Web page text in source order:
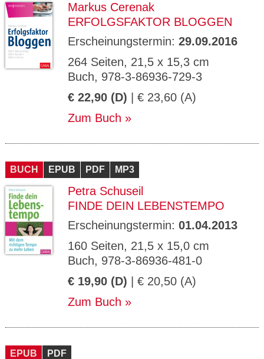
Markus Cerenak
ERFOLGSFAKTOR BLOGGEN
Erscheinungstermin: 29.09.2016
264 Seiten, 21,5 x 15,3 cm
Buch, 978-3-86936-729-3
€ 22,90 (D) | € 23,60 (A)
Zum Buch
BUCH EPUB PDF MP3
Petra Schuseil
FINDE DEIN LEBENSTEMPO
Erscheinungstermin: 01.04.2013
160 Seiten, 21,5 x 15,0 cm
Buch, 978-3-86936-481-0
€ 19,90 (D) | € 20,50 (A)
Zum Buch
EPUB PDF